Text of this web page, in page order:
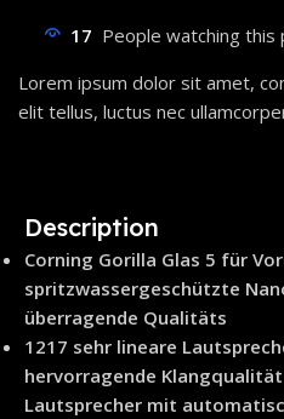
17 People watching this
Lorem ipsum dolor sit amet,
elit tellus, luctus nec
Description
Corning Gorilla Glas 5 für
spritzwassergeschützte
überragende Qualitäts
1217 sehr lineare
hervorragende
Lautsprecher mit